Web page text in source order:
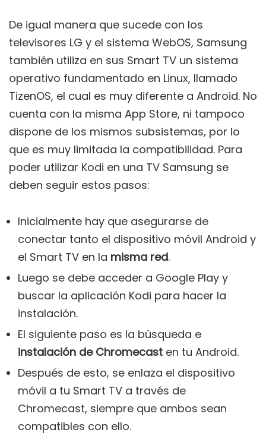
De igual manera que sucede con los
televisores LG y el sistema WebOS, Samsung
también utiliza en sus Smart TV un sistema
operativo fundamentado en Linux, llamado
TizenOS, el cual es muy diferente a Android. No
cuenta con la misma App Store, ni tampoco
dispone de los mismos subsistemas, por lo
que es muy limitada la compatibilidad. Para
poder utilizar Kodi en una TV Samsung se
deben seguir estos pasos:
Inicialmente hay que asegurarse de
conectar tanto el dispositivo móvil Android y
el Smart TV en la misma red.
Luego se debe acceder a Google Play y
buscar la aplicación Kodi para hacer la
instalación.
El siguiente paso es la búsqueda e
instalación de Chromecast en tu Android.
Después de esto, se enlaza el dispositivo
móvil a tu Smart TV a través de
Chromecast, siempre que ambos sean
compatibles con ello.